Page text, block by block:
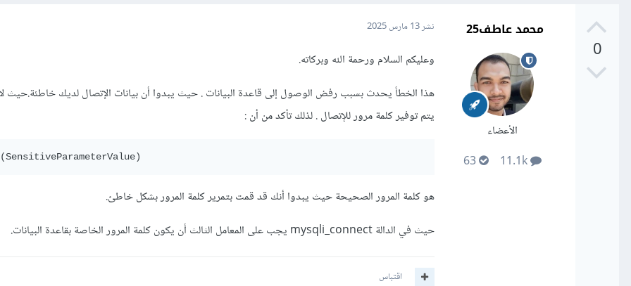
0
محمد عاطف25
الأعضاء
11.1k
63
نشر13 مارس 2025
وعليكم السلام ورحمة الله وبركاته.
هذا الخطأ يحدث بسبب رفض الوصول إلى قاعدة البيانات . حيث يبدوا أن بيانات الإتصال لديك خاطئة.حيث
يتم توفير كلمة مرور للإتصال . لذلك تأكد من أن:
هو كلمة المرور الصحيحة حيث يبدوا أنك قد قمت بتمرير كلمة المرور بشكل خاطئ.
حيث في الدالة mysqli_connect يجب على المعامل الثالث أن يكون كلمة المرور الخاصة بقاعدة البيانات.
اقتباس